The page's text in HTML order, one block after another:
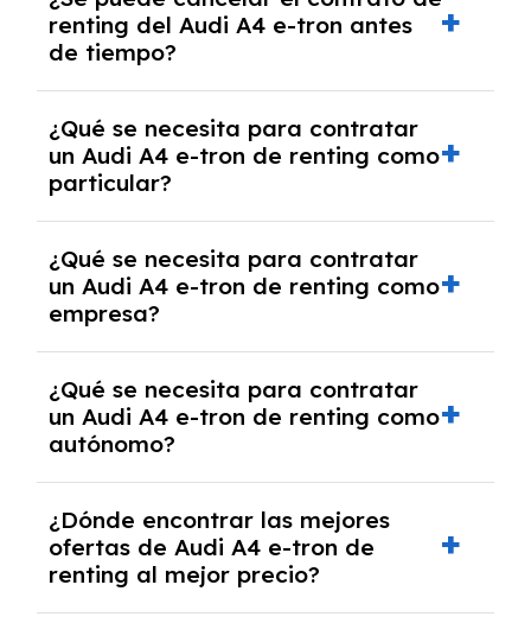
salvo en casos que lo exija el proveedor
debido al resultado del estudio de viabilidad
económica.
renting del Audi A4 e-tron antes
de tiempo?
pero puede haber penalizaciones por
cancelación anticipada. Es importante revisar
las condiciones del contrato y hablar con un
experto que te asesore.
¿Qué se necesita para contratar
un Audi A4 e-tron de renting como
particular?
y, en algunos casos, una consulta de solvencia
crediticia y un pago inicial.
¿Qué se necesita para contratar
un Audi A4 e-tron de renting como
empresa?
documentación financiera y, en algunos
casos, un informe de solvencia de la empresa
y un pago inicial.
¿Qué se necesita para contratar
un Audi A4 e-tron de renting como
autónomo?
autónomos, justificante de ingresos y, en
algunos casos, un informe fiscal y un pago
inicial.
¿Dónde encontrar las mejores
ofertas de Audi A4 e-tron de
renting al mejor precio?